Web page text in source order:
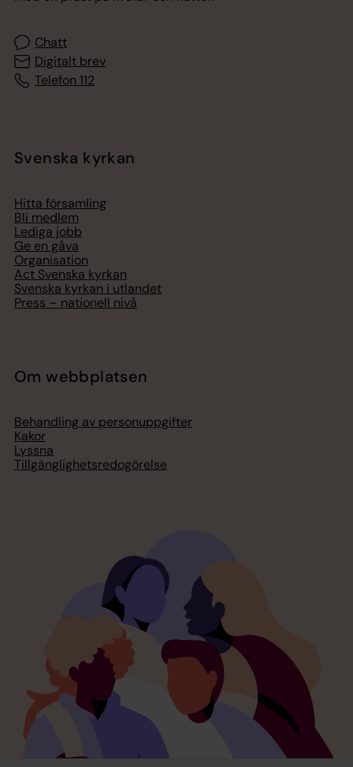
Chatt
Digitalt brev
Telefon 112
Svenska kyrkan
Hitta församling
Bli medlem
Lediga jobb
Ge en gåva
Organisation
Act Svenska kyrkan
Svenska kyrkan i utlandet
Press – nationell nivå
Om webbplatsen
Behandling av personuppgifter
Kakor
Lyssna
Tillgänglighetsredogörelse